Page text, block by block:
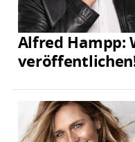
Alfred Hampp: